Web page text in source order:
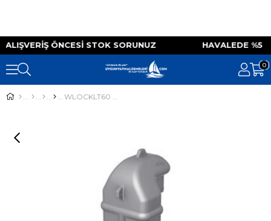
ÖNCESI STOK SORUNUZ
0
WLOCKLT60 Goose Neck, Tip:LT60